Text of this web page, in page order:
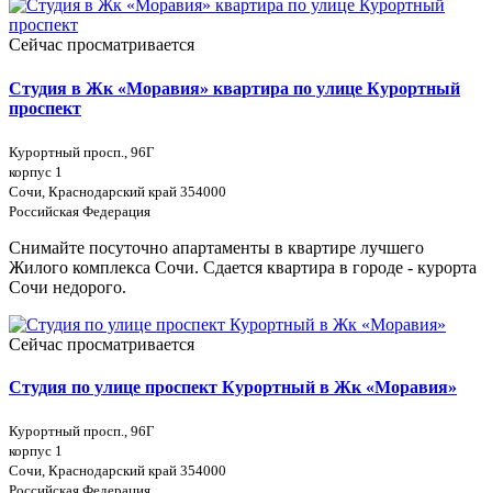
Сейчас просматривается
Студия в Жк «Моравия» квартира по улице Курортный
проспект
Курортный просп., 96Г
корпус 1
Сочи, Краснодарский край 354000
Российская Федерация
Снимайте посуточно апартаменты в квартире лучшего
Жилого комплекса Сочи. Сдается квартира в городе - курорта
Сочи недорого.
Сейчас просматривается
Студия по улице проспект Курортный в Жк «Моравия»
Курортный просп., 96Г
корпус 1
Сочи, Краснодарский край 354000